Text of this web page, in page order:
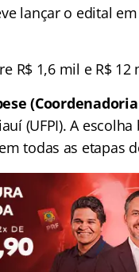
lançar o edital
R$ 1,6 mil e R$ 12
(UFPI). A
todas as etapas